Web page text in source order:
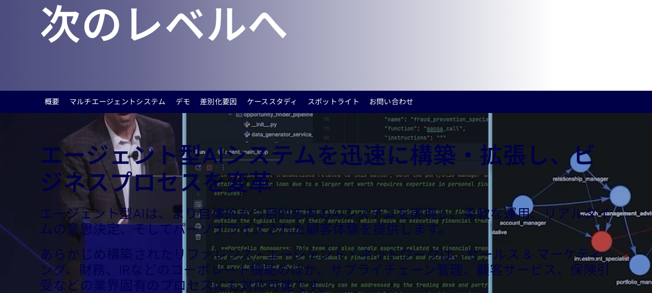
次のレベルへ
概要 マルチエージェントシステム デモ 差別化要因 ケーススタディ スポットライト お問い合わせ
エージェント型AIシステムを迅速に構築・拡張し、ビ
ジネスプロセスを変革
エージェント型AIは、より自律的かつ目的志向のAIシステムを実現し、柔軟な運用、リアルタイ
ムの意思決定、そしてパーソナライズされた顧客体験を提供します。
あらかじめ構築されたリファレンス・エージェント・ネットワークは、セールス & マーケティ
ング、財務、IRなどのコーポレート機能のほか、サプライチェーン管理、顧客サービス、保険引
受などの業界固有のプロセスにも対応可能です。